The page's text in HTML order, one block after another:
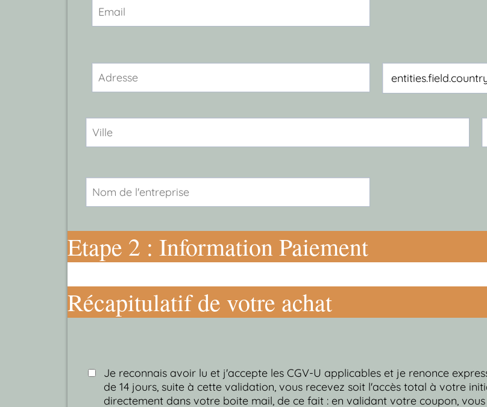
Etape 2 : Information Paiement
Récapitulatif de votre achat
Je reconnais avoir lu et j'accepte les CGV-U applicables et je renonce
de 14 jours, suite à cette validation, vous recevez soit l'accès total à votre
directement dans votre boite mail, de ce fait : en validant votre coupon,